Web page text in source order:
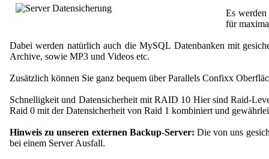
Es
für
Dabei werden natürlich auch die MySQL Datenbanken mit
Archive, sowie MP3 und Videos etc.
Zusätzlich können Sie ganz bequem über Parallels Confixx
Schnelligkeit und Datensicherheit mit RAID 10 Hier sind Raid-
Raid 0 mit der Datensicherheit von Raid 1 kombiniert und
Hinweis zu unseren externen Backup-Server: Die von uns
bei einem Server Ausfall.